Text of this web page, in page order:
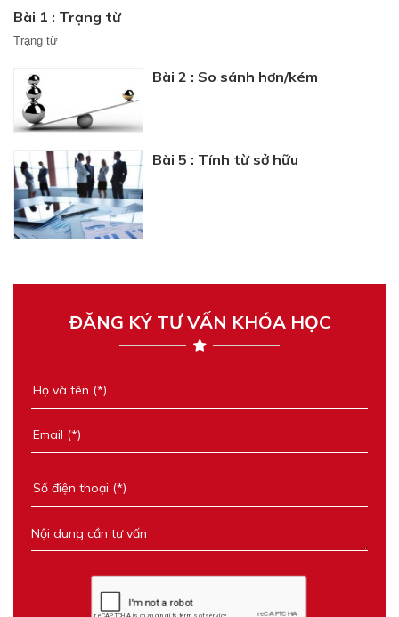
Bài 1 : Trạng từ
Trạng từ
Bài 2 : So sánh hơn/kém
Bài 5 : Tính từ sở hữu
ĐĂNG KÝ TƯ VẤN KHÓA HỌC